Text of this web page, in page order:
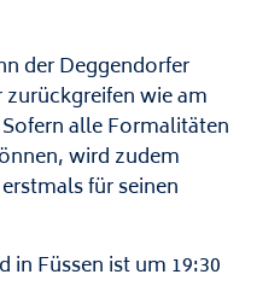
der Deggendorfer
zurückgreifen wie am
alle Formalitäten
wird zudem
für seinen
in Füssen ist um 19:30